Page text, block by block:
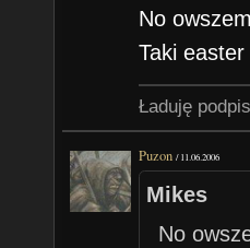
No
Taki
Ładuję
Puzon /11.06.2006
Mikes
No